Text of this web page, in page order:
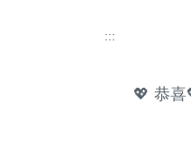
:::
💖 恭